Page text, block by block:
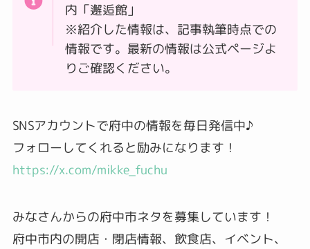
内「邂逅館」
※紹介した情報は、記事執筆時点での
情報です。最新の情報は公式ページよ
りご確認ください。
SNSアカウントで府中の情報を毎日発信中♪
フォローしてくれると励みになります！
https://x.com/mikke_fuchu
みなさんからの府中市ネタを募集しています！
府中市内の開店・閉店情報、飲食店、イベント、